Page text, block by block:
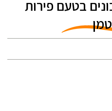
60 דובונים בטעם פירות